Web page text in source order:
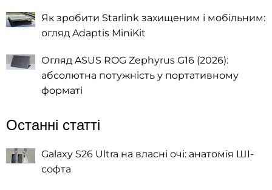
Як зробити Starlink захищеним і мобільним:
огляд Adaptis MiniKit
Огляд ASUS ROG Zephyrus G16 (2026):
абсолютна потужність у портативному
форматі
Останні статті
Galaxy S26 Ultra на власні очі: анатомія ШІ-
софта